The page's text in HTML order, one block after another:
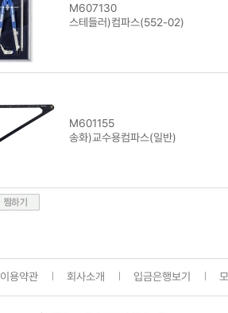
M607130
스테들러)컴파스(552-02)
M601155
송화)교수용컴파스(일반)
이용약관 회사소개 입금은행보기